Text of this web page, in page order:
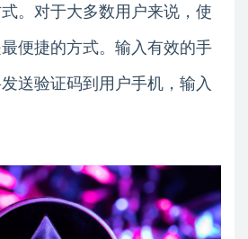
。对于大多数用户来说，使
便捷的方式。输入有效的手
送验证码到用户手机，输入